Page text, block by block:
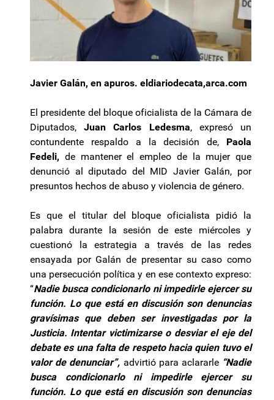
Javier Galán, en apuros. eldiariodecata,arca.com
El presidente del bloque oficialista de la Cámara de
Diputados,Juan Carlos Ledesma, expresó un
contundente respaldo a la decisión de, Paola
Fedeli, de mantener el empleo de la mujer que
denunció al diputado del MID Javier Galán, por
presuntos hechos de abuso y violencia de género.
Es que el titular del bloque oficialista pidió la
palabra durante la sesión de este miércoles y
cuestionó la estrategia a través de las redes
ensayada por Galán de presentar su caso como
una persecución política y en ese contexto expreso:
“Nadie busca condicionarlo ni impedirle ejercer su
función. Lo que está en discusión son denuncias
gravísimas que deben ser investigadas por la
Justicia. Intentar victimizarse o desviar el eje del
debate es una falta de respeto hacia quien tuvo el
valor de denunciar”, advirtió para aclararle “Nadie
busca condicionarlo ni impedirle ejercer su
función. Lo que está en discusión son denuncias